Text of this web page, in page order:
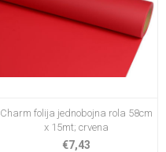
Charm folija jednobojna rola 58cm
x 15mt; crvena
€7,43